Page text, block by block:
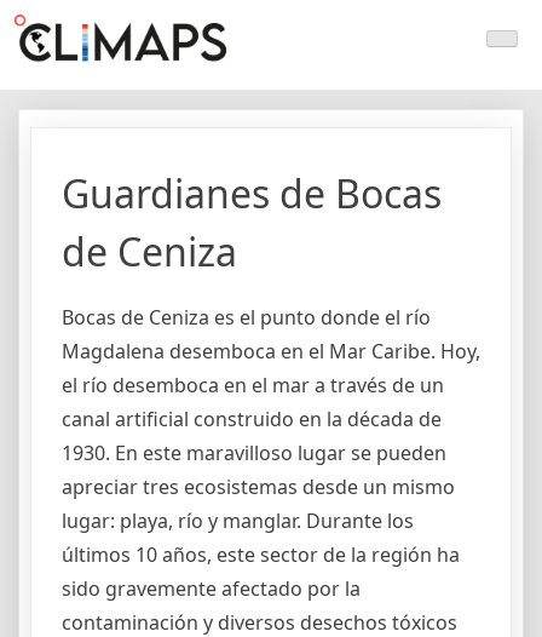
Skip
Climaps.org
Mapas de acción climática en Latinoamérica y el caribe
Guardianes de Bocas
de Ceniza
Bocas de Ceniza es el punto donde el río
Magdalena desemboca en el Mar Caribe. Hoy,
el río desemboca en el mar a través de un
canal artificial construido en la década de
1930. En este maravilloso lugar se pueden
apreciar tres ecosistemas desde un mismo
lugar: playa, río y manglar. Durante los
últimos 10 años, este sector de la región ha
sido gravemente afectado por la
contaminación y diversos desechos tóxicos